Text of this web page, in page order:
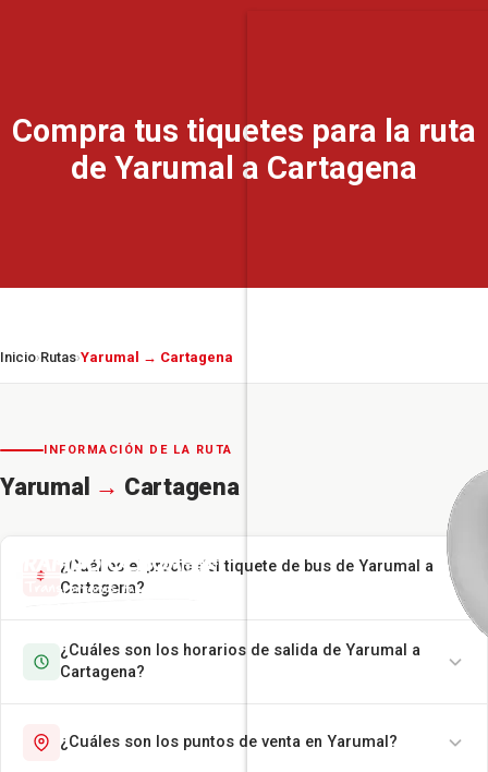
Compra tus tiquetes para la ruta
de Yarumal a Cartagena
Inicio›Rutas›Yarumal → Cartagena
INFORMACIÓN DE LA RUTA
Yarumal → Cartagena
¿Cuál es el precio del tiquete de bus de Yarumal a
Cartagena?
¿Cuáles son los horarios de salida de Yarumal a
Cartagena?
¿Cuáles son los puntos de venta en Yarumal?